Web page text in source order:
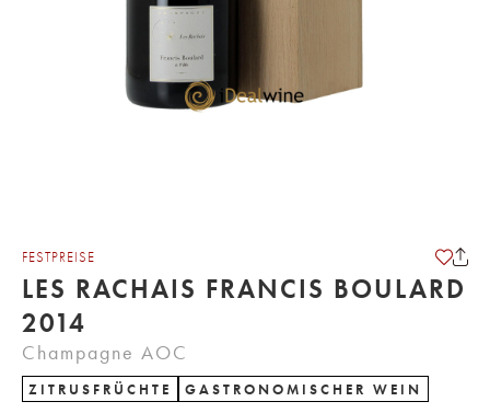
FESTPREISE
LES RACHAIS FRANCIS BOULARD
2014
Champagne AOC
ZITRUSFRÜCHTE GASTRONOMISCHER WEIN